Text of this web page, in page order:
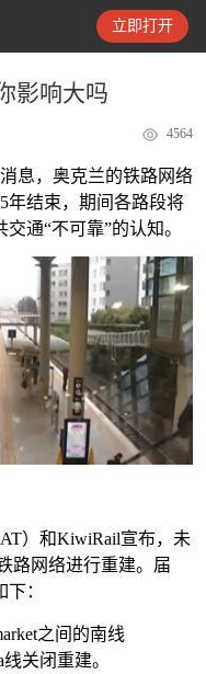
立即打开
影响大吗
4564
息，奥克兰的铁路网络
年结束，期间各路段将
通“不可靠”的认知。
）和KiwiRail宣布，未
路网络进行重建。届
：
之间的南线
线关闭重建。